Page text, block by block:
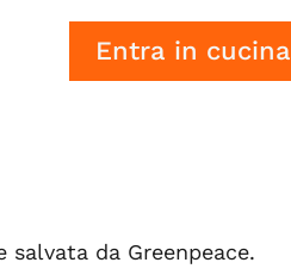
Entra in cucina
da Greenpeace.